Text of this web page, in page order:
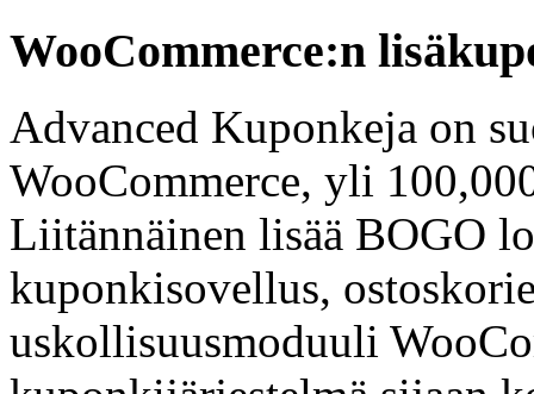
WooCommerce:n
Advanced Kuponkeja on
WooCommerce, yli
Liitännäinen lisää BOGO
kuponkisovellus,
uskollisuusmoduuli